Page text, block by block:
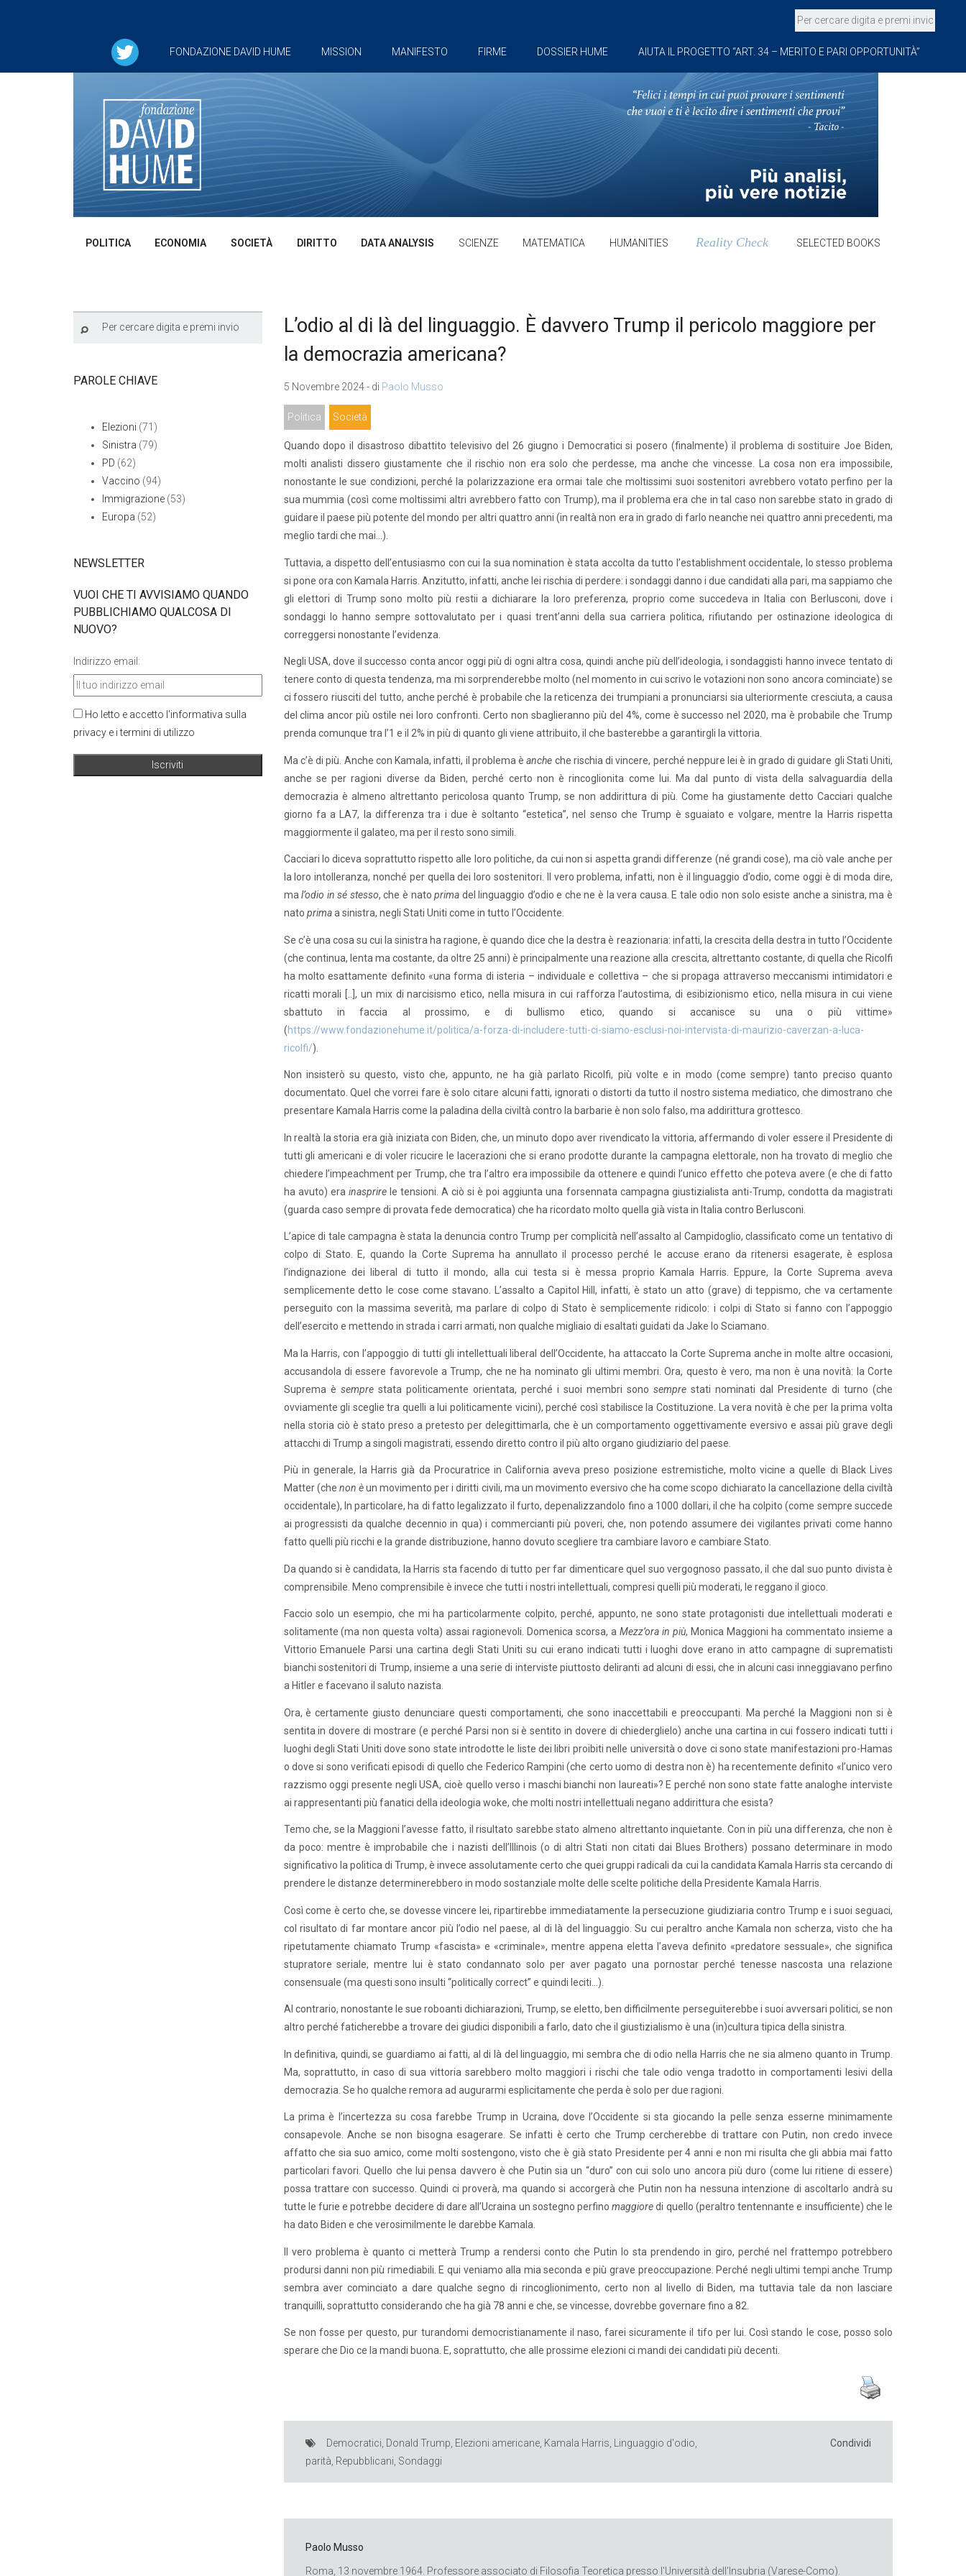
FONDAZIONE DAVID HUME MISSION MANIFESTO FIRME DOSSIER HUME AIUTA IL PROGETTO “ART. 34 – MERITO E PARI OPPORTUNITÀ”
POLITICA ECONOMIA SOCIETÀ DIRITTO DATA ANALYSIS SCIENZE MATEMATICA HUMANITIES Reality Check SELECTED BOOKS
L’odio al di là del linguaggio. È davvero Trump il pericolo maggiore per
la democrazia americana?
5 Novembre 2024 - di Paolo Musso
Politica Società
Quando dopo il disastroso dibattito televisivo del 26 giugno i Democratici si posero (finalmente) il problema di sostituire Joe Biden,
molti analisti dissero giustamente che il rischio non era solo che perdesse, ma anche che vincesse. La cosa non era impossibile,
nonostante le sue condizioni, perché la polarizzazione era ormai tale che moltissimi suoi sostenitori avrebbero votato perfino per la
sua mummia (così come moltissimi altri avrebbero fatto con Trump), ma il problema era che in tal caso non sarebbe stato in grado di
guidare il paese più potente del mondo per altri quattro anni (in realtà non era in grado di farlo neanche nei quattro anni precedenti, ma
meglio tardi che mai…).
Tuttavia, a dispetto dell’entusiasmo con cui la sua nomination è stata accolta da tutto l’establishment occidentale, lo stesso problema
si pone ora con Kamala Harris. Anzitutto, infatti, anche lei rischia di perdere: i sondaggi danno i due candidati alla pari, ma sappiamo che
gli elettori di Trump sono molto più restii a dichiarare la loro preferenza, proprio come succedeva in Italia con Berlusconi, dove i
sondaggi lo hanno sempre sottovalutato per i quasi trent’anni della sua carriera politica, rifiutando per ostinazione ideologica di
correggersi nonostante l’evidenza.
Negli USA, dove il successo conta ancor oggi più di ogni altra cosa, quindi anche più dell’ideologia, i sondaggisti hanno invece tentato di
tenere conto di questa tendenza, ma mi sorprenderebbe molto (nel momento in cui scrivo le votazioni non sono ancora cominciate) se
ci fossero riusciti del tutto, anche perché è probabile che la reticenza dei trumpiani a pronunciarsi sia ulteriormente cresciuta, a causa
del clima ancor più ostile nei loro confronti. Certo non sbaglieranno più del 4%, come è successo nel 2020, ma è probabile che Trump
prenda comunque tra l’1 e il 2% in più di quanto gli viene attribuito, il che basterebbe a garantirgli la vittoria.
Ma c’è di più. Anche con Kamala, infatti, il problema èanche che rischia di vincere, perché neppure lei è in grado di guidare gli Stati Uniti,
anche se per ragioni diverse da Biden, perché certo non è rincoglionita come lui. Ma dal punto di vista della salvaguardia della
democrazia è almeno altrettanto pericolosa quanto Trump, se non addirittura di più. Come ha giustamente detto Cacciari qualche
giorno fa a LA7, la differenza tra i due è soltanto “estetica”, nel senso che Trump è sguaiato e volgare, mentre la Harris rispetta
maggiormente il galateo, ma per il resto sono simili.
Cacciari lo diceva soprattutto rispetto alle loro politiche, da cui non si aspetta grandi differenze (né grandi cose), ma ciò vale anche per
la loro intolleranza, nonché per quella dei loro sostenitori. Il vero problema, infatti, non è il linguaggio d’odio, come oggi è di moda dire,
mal’odio in sé stesso, che è natoprima del linguaggio d’odio e che ne è la vera causa. E tale odio non solo esiste anche a sinistra, ma è
nato primaa sinistra, negli Stati Uniti come in tutto l’Occidente.
Se c’è una cosa su cui la sinistra ha ragione, è quando dice che la destra è reazionaria: infatti, la crescita della destra in tutto l’Occidente
(che continua, lenta ma costante, da oltre 25 anni) è principalmente una reazione alla crescita, altrettanto costante, di quella che Ricolfi
ha molto esattamente definito «una forma di isteria – individuale e collettiva – che si propaga attraverso meccanismi intimidatori e
ricatti morali [..], un mix di narcisismo etico, nella misura in cui rafforza l’autostima, di esibizionismo etico, nella misura in cui viene
sbattuto in faccia al prossimo, e di bullismo etico, quando si accanisce su una o più vittime»
(https://www.fondazionehume.it/politica/a-forza-di-includere-tutti-ci-siamo-esclusi-noi-intervista-di-maurizio-caverzan-a-luca-
ricolfi/).
Non insisterò su questo, visto che, appunto, ne ha già parlato Ricolfi, più volte e in modo (come sempre) tanto preciso quanto
documentato. Quel che vorrei fare è solo citare alcuni fatti, ignorati o distorti da tutto il nostro sistema mediatico, che dimostrano che
presentare Kamala Harris come la paladina della civiltà contro la barbarie è non solo falso, ma addirittura grottesco.
In realtà la storia era già iniziata con Biden, che, un minuto dopo aver rivendicato la vittoria, affermando di voler essere il Presidente di
tutti gli americani e di voler ricucire le lacerazioni che si erano prodotte durante la campagna elettorale, non ha trovato di meglio che
chiedere l’impeachment per Trump, che tra l’altro era impossibile da ottenere e quindi l’unico effetto che poteva avere (e che di fatto
ha avuto) era inasprirele tensioni. A ciò si è poi aggiunta una forsennata campagna giustizialista anti-Trump, condotta da magistrati
(guarda caso sempre di provata fede democratica) che ha ricordato molto quella già vista in Italia contro Berlusconi.
L’apice di tale campagna è stata la denuncia contro Trump per complicità nell’assalto al Campidoglio, classificato come un tentativo di
colpo di Stato. E, quando la Corte Suprema ha annullato il processo perché le accuse erano da ritenersi esagerate, è esplosa
l’indignazione dei liberal di tutto il mondo, alla cui testa si è messa proprio Kamala Harris. Eppure, la Corte Suprema aveva
semplicemente detto le cose come stavano. L’assalto a Capitol Hill, infatti, è stato un atto (grave) di teppismo, che va certamente
perseguito con la massima severità, ma parlare di colpo di Stato è semplicemente ridicolo: i colpi di Stato si fanno con l’appoggio
dell’esercito e mettendo in strada i carri armati, non qualche migliaio di esaltati guidati da Jake lo Sciamano.
Ma la Harris, con l’appoggio di tutti gli intellettuali liberal dell’Occidente, ha attaccato la Corte Suprema anche in molte altre occasioni,
accusandola di essere favorevole a Trump, che ne ha nominato gli ultimi membri. Ora, questo è vero, ma non è una novità: la Corte
Suprema è semprestata politicamente orientata, perché i suoi membri sono semprestati nominati dal Presidente di turno (che
ovviamente gli sceglie tra quelli a lui politicamente vicini), perché così stabilisce la Costituzione. La vera novità è che per la prima volta
nella storia ciò è stato preso a pretesto per delegittimarla, che è un comportamento oggettivamente eversivo e assai più grave degli
attacchi di Trump a singoli magistrati, essendo diretto contro il più alto organo giudiziario del paese.
Più in generale, la Harris già da Procuratrice in California aveva preso posizione estremistiche, molto vicine a quelle di Black Lives
Matter (che non èun movimento per i diritti civili, ma un movimento eversivo che ha come scopo dichiarato la cancellazione della civiltà
occidentale), In particolare, ha di fatto legalizzato il furto, depenalizzandolo fino a 1000 dollari, il che ha colpito (come sempre succede
ai progressisti da qualche decennio in qua) i commercianti più poveri, che, non potendo assumere dei vigilantes privati come hanno
fatto quelli più ricchi e la grande distribuzione, hanno dovuto scegliere tra cambiare lavoro e cambiare Stato.
Da quando si è candidata, la Harris sta facendo di tutto per far dimenticare quel suo vergognoso passato, il che dal suo punto divista è
comprensibile. Meno comprensibile è invece che tutti i nostri intellettuali, compresi quelli più moderati, le reggano il gioco.
Faccio solo un esempio, che mi ha particolarmente colpito, perché, appunto, ne sono state protagonisti due intellettuali moderati e
solitamente (ma non questa volta) assai ragionevoli. Domenica scorsa, aMezz’ora in più, Monica Maggioni ha commentato insieme a
Vittorio Emanuele Parsi una cartina degli Stati Uniti su cui erano indicati tutti i luoghi dove erano in atto campagne di suprematisti
bianchi sostenitori di Trump, insieme a una serie di interviste piuttosto deliranti ad alcuni di essi, che in alcuni casi inneggiavano perfino
a Hitler e facevano il saluto nazista.
Ora, è certamente giusto denunciare questi comportamenti, che sono inaccettabili e preoccupanti. Ma perché la Maggioni non si è
sentita in dovere di mostrare (e perché Parsi non si è sentito in dovere di chiederglielo) anche una cartina in cui fossero indicati tutti i
luoghi degli Stati Uniti dove sono state introdotte le liste dei libri proibiti nelle università o dove ci sono state manifestazioni pro-Hamas
o dove si sono verificati episodi di quello che Federico Rampini (che certo uomo di destra non è) ha recentemente definito «l’unico vero
razzismo oggi presente negli USA, cioè quello verso i maschi bianchi non laureati»? E perché non sono state fatte analoghe interviste
ai rappresentanti più fanatici della ideologia woke, che molti nostri intellettuali negano addirittura che esista?
Temo che, se la Maggioni l’avesse fatto, il risultato sarebbe stato almeno altrettanto inquietante. Con in più una differenza, che non è
da poco: mentre è improbabile che i nazisti dell’Illinois (o di altri Stati non citati dai Blues Brothers) possano determinare in modo
significativo la politica di Trump, è invece assolutamente certo che quei gruppi radicali da cui la candidata Kamala Harris sta cercando di
prendere le distanze determinerebbero in modo sostanziale molte delle scelte politiche della Presidente Kamala Harris.
Così come è certo che, se dovesse vincere lei, ripartirebbe immediatamente la persecuzione giudiziaria contro Trump e i suoi seguaci,
col risultato di far montare ancor più l’odio nel paese, al di là del linguaggio. Su cui peraltro anche Kamala non scherza, visto che ha
ripetutamente chiamato Trump «fascista» e «criminale», mentre appena eletta l’aveva definito «predatore sessuale», che significa
stupratore seriale, mentre lui è stato condannato solo per aver pagato una pornostar perché tenesse nascosta una relazione
consensuale (ma questi sono insulti “politically correct” e quindi leciti…).
Al contrario, nonostante le sue roboanti dichiarazioni, Trump, se eletto, ben difficilmente perseguiterebbe i suoi avversari politici, se non
altro perché faticherebbe a trovare dei giudici disponibili a farlo, dato che il giustizialismo è una (in)cultura tipica della sinistra.
In definitiva, quindi, se guardiamo ai fatti, al di là del linguaggio, mi sembra che di odio nella Harris che ne sia almeno quanto in Trump.
Ma, soprattutto, in caso di sua vittoria sarebbero molto maggiori i rischi che tale odio venga tradotto in comportamenti lesivi della
democrazia. Se ho qualche remora ad augurarmi esplicitamente che perda è solo per due ragioni.
La prima è l’incertezza su cosa farebbe Trump in Ucraina, dove l’Occidente si sta giocando la pelle senza esserne minimamente
consapevole. Anche se non bisogna esagerare. Se infatti è certo che Trump cercherebbe di trattare con Putin, non credo invece
affatto che sia suo amico, come molti sostengono, visto che è già stato Presidente per 4 anni e non mi risulta che gli abbia mai fatto
particolari favori. Quello che lui pensa davvero è che Putin sia un “duro” con cui solo uno ancora più duro (come lui ritiene di essere)
possa trattare con successo. Quindi ci proverà, ma quando si accorgerà che Putin non ha nessuna intenzione di ascoltarlo andrà su
tutte le furie e potrebbe decidere di dare all’Ucraina un sostegno perfinomaggioredi quello (peraltro tentennante e insufficiente) che le
ha dato Biden e che verosimilmente le darebbe Kamala.
Il vero problema è quanto ci metterà Trump a rendersi conto che Putin lo sta prendendo in giro, perché nel frattempo potrebbero
prodursi danni non più rimediabili. E qui veniamo alla mia seconda e più grave preoccupazione. Perché negli ultimi tempi anche Trump
sembra aver cominciato a dare qualche segno di rincoglionimento, certo non al livello di Biden, ma tuttavia tale da non lasciare
tranquilli, soprattutto considerando che ha già 78 anni e che, se vincesse, dovrebbe governare fino a 82.
Se non fosse per questo, pur turandomi democristianamente il naso, farei sicuramente il tifo per lui. Così stando le cose, posso solo
sperare che Dio ce la mandi buona. E, soprattutto, che alle prossime elezioni ci mandi dei candidati più decenti.
Democratici Donald Trump Elezioni americane, Kamala Harris Linguaggio d'odio
parità Repubblicani Sondaggi
Condividi
Paolo Musso
Roma, 13 novembre 1964. Professore associato di Filosofia Teoretica presso l'Università dell'Insubria (Varese-Como).
PAROLE CHIAVE
Elezioni (71)
Sinistra (79)
PD (62)
Vaccino (94)
Immigrazione (53)
Europa (52)
NEWSLETTER
VUOI CHE TI AVVISIAMO QUANDO
PUBBLICHIAMO QUALCOSA DI
NUOVO?
Indirizzo email:
Ho letto e accetto l'informativa sulla
privacy e i termini di utilizzo